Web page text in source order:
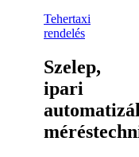
Tehertaxi
rendelés
Szelep,
ipari